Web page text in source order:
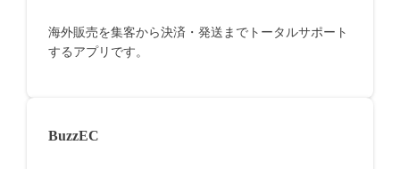
海外販売を集客から決済・発送までトータルサポート
するアプリです。
BuzzEC